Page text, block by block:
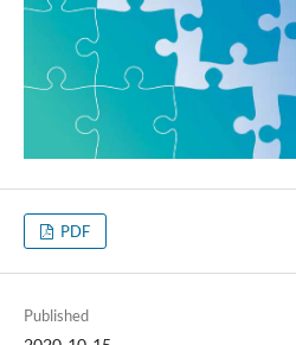
PDF
Published